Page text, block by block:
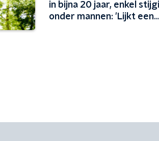
in bijna 20 jaar, enkel
onder mannen: 'Lijkt een